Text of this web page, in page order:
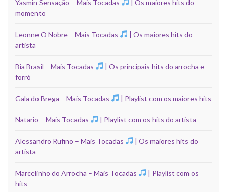
Yasmin Sensação – Mais Tocadas
| Os maiores hits do
momento
Leonne O Nobre – Mais Tocadas
| Os maiores hits do
artista
Bia Brasil – Mais Tocadas
| Os principais hits do arrocha e
forró
Gala do Brega – Mais Tocadas | Playlist com os maiores hits
Natario – Mais Tocadas | Playlist com os hits do artista
Alessandro Rufino – Mais Tocadas
| Os maiores hits do
artista
Marcelinho do Arrocha – Mais Tocadas
| Playlist com os
hits